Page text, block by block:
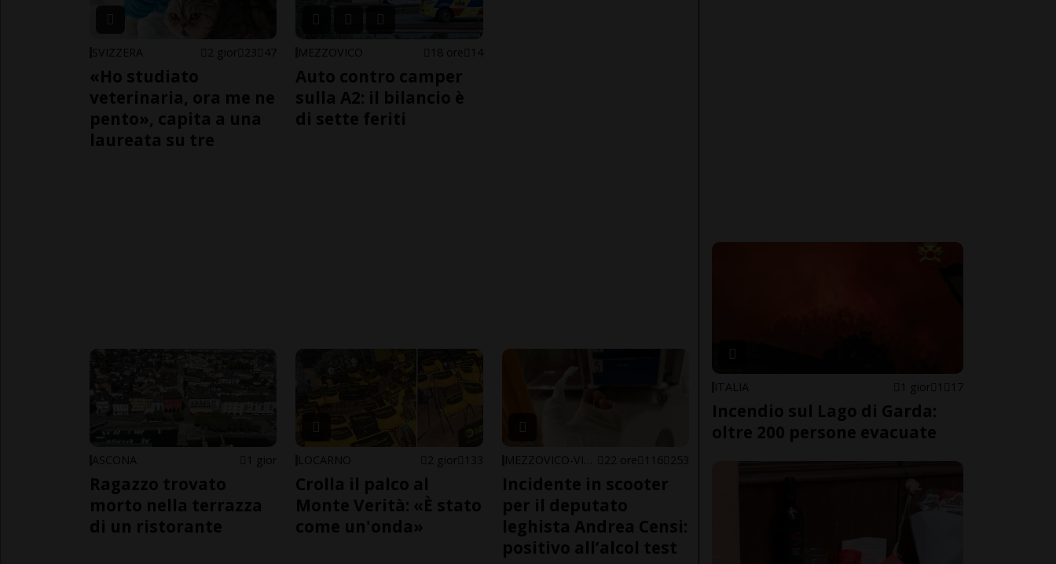
SVIZZERA 2 gior 23 47
«Ho studiato
veterinaria, ora me ne
pento», capita a una
laureata su tre
MEZZOVICO 18 ore 14
Auto contro camper
sulla A2: il bilancio è
di sette feriti
ASCONA 1 gior
Ragazzo trovato
morto nella terrazza
di un ristorante
LOCARNO 2 gior 133
Crolla il palco al
Monte Verità: «È stato
come un'onda»
22 ore 116 253
Incidente in scooter
per il deputato
leghista Andrea Censi:
positivo all’alcol test
ITALIA 1 gior 1 17
Incendio sul Lago di Garda:
oltre 200 persone evacuate